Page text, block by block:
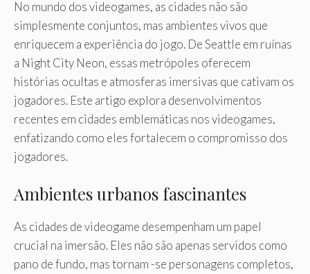
No mundo dos videogames, as cidades não são
simplesmente conjuntos, mas ambientes vivos que
enriquecem a experiência do jogo. De Seattle em ruínas
a Night City Neon, essas metrópoles oferecem
histórias ocultas e atmosferas imersivas que cativam os
jogadores. Este artigo explora desenvolvimentos
recentes em cidades emblemáticas nos videogames,
enfatizando como eles fortalecem o compromisso dos
jogadores.
Ambientes urbanos fascinantes
As cidades de videogame desempenham um papel
crucial na imersão. Eles não são apenas servidos como
pano de fundo, mas tornam -se personagens completos,